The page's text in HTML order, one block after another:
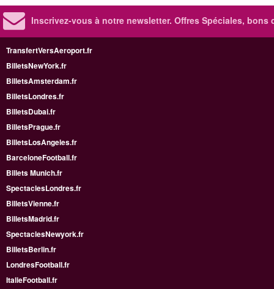
Inscrivez-vous à notre newsletter. Offres Spéciales, bons
TransfertVersAeroport.fr
BilletsNewYork.fr
BilletsAmsterdam.fr
BilletsLondres.fr
BilletsDubai.fr
BilletsPrague.fr
BilletsLosAngeles.fr
BarceloneFootball.fr
Billets Munich.fr
SpectaclesLondres.fr
BilletsVienne.fr
BilletsMadrid.fr
SpectaclesNewyork.fr
BilletsBerlin.fr
LondresFootball.fr
ItalieFootball.fr